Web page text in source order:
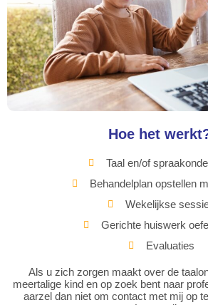
Hoe het
Taal en/of
Behandelplan opstellen
Wekelijkse
Gerichte huiswerk
Evaluaties
Als u zich zorgen maakt over de
meertalige kind en op zoek bent naar
aarzel dan niet om contact met mij op